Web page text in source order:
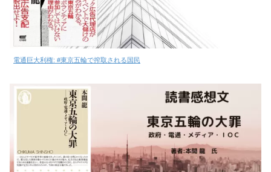
電通巨大利権: #東京五輪で搾取される国民